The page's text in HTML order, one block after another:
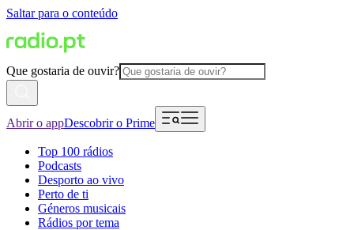
Saltar para o conteúdo
Que gostaria de ouvir?
Abrir o appDescobrir o Prime
Top 100 rádios
Podcasts
Desporto ao vivo
Perto de ti
Géneros musicais
Rádios por tema